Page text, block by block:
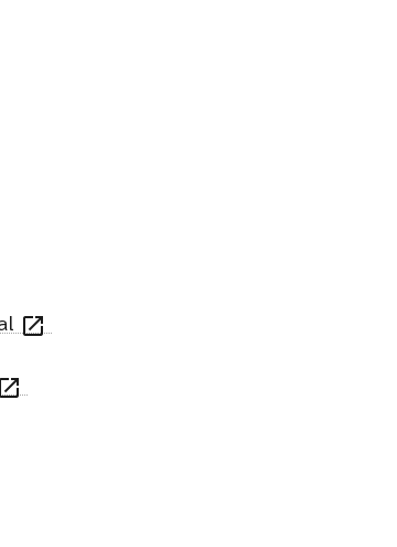
open_in_new
open_in_new